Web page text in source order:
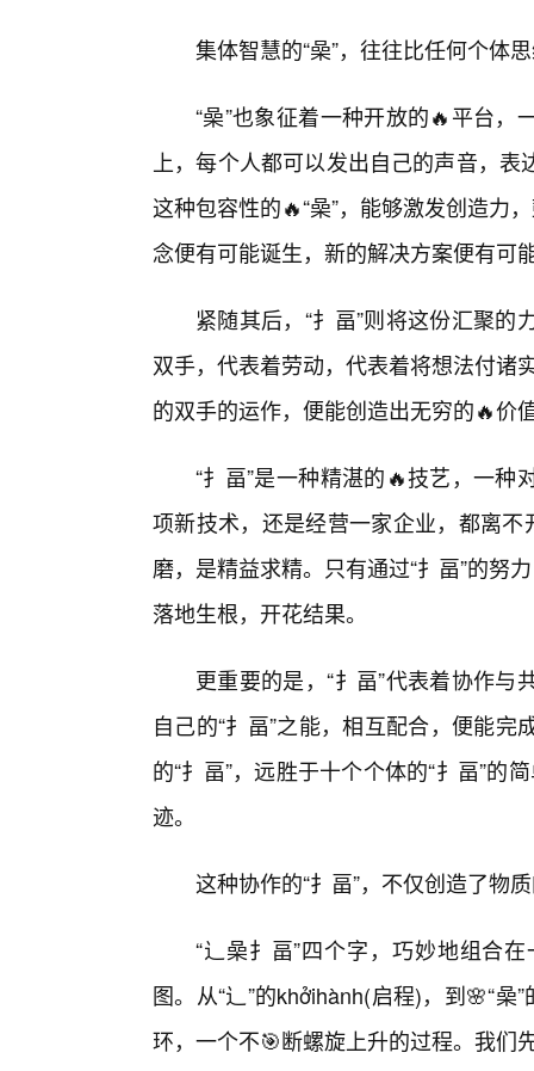
集体智慧的“喿”，往往比任何个体
“喿”也象征着一种开放的🔥平台
上，每个人都可以发出自己的声音，
这种包容性的🔥“喿”，能够激发创造力
念便有可能诞生，新的解决方案便有可
紧随其后，“扌畐”则将这份汇聚
双手，代表着劳动，代表着将想法付诸
的双手的运作，便能创造出无穷的🔥价
“扌畐”是一种精湛的🔥技艺，一
项新技术，还是经营一家企业，都离
磨，是精益求精。只有通过“扌畐”的努
落地生根，开花结果。
更重要的是，“扌畐”代表着协作
自己的“扌畐”之能，相互配合，便能
的“扌畐”，远胜于十个个体的“扌畐”的
迹。
这种协作的“扌畐”，不仅创造了物
“辶喿扌畐”四个字，巧妙地组合
图。从“辶”的khởihành(启程)，到🌸“
环，一个不🎯断螺旋上升的过程。我们